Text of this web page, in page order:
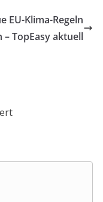
EU-Klima-Regeln
– TopEasy aktuell